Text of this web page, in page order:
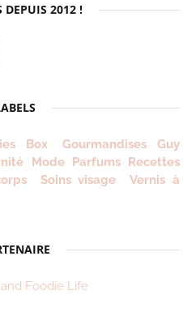
DEPUIS 2012 !
Box Gourmandises
Guy
Mode Parfums Recettes
Soins visage
Vernis à
Foodie Life